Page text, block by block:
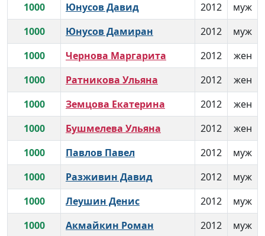
1000
Юнусов Давид 2012
муж
1000
Юнусов Дамиран 2012
муж
1000
Чернова Маргарита 2012
жен
1000
Ратникова Ульяна 2012
жен
1000
Земцова Екатерина 2012
жен
1000
Бушмелева Ульяна 2012
жен
1000
Павлов Павел 2012
муж
1000
Разживин Давид 2012
муж
1000
Леушин Денис 2012
муж
1000
Акмайкин Роман 2012
муж